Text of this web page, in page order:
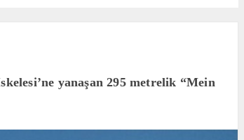
yanaşan 295 metrelik “Mein